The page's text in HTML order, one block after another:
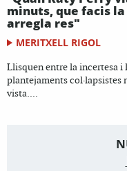
minuts, que facis
arregla res"
MERITXELL RIGOL
Llisquen entre la incertesa i
plantejaments col·lapsistes
vista....